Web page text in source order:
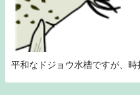
平和なドジョウ水槽ですが、時